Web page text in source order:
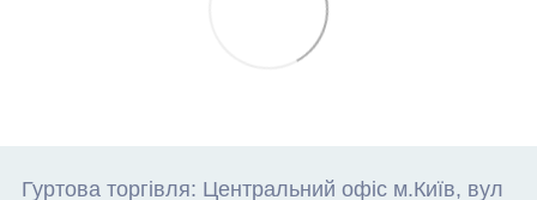
Гуртова торгівля: Центральний офіс м.Київ, вул